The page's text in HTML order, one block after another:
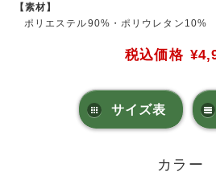
【素材】
ポリエステル90%・ポリウレタン10%
税込価格
サイズ表
カラー